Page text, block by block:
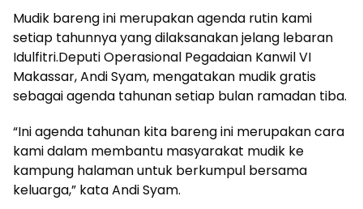
Mudik bareng ini merupakan agenda rutin kami
setiap tahunnya yang dilaksanakan jelang lebaran
Idulfitri.Deputi Operasional Pegadaian Kanwil VI
Makassar, Andi Syam, mengatakan mudik gratis
sebagai agenda tahunan setiap bulan ramadan tiba.
“Ini agenda tahunan kita bareng ini merupakan cara
kami dalam membantu masyarakat mudik ke
kampung halaman untuk berkumpul bersama
keluarga,” kata Andi Syam.